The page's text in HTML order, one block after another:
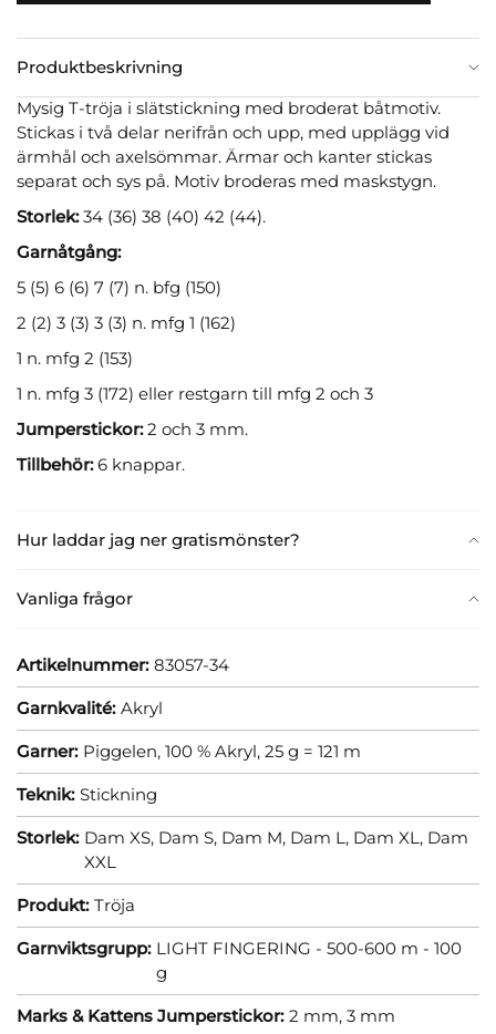
Produktbeskrivning
Hur laddar jag ner gratismönster?
Vanliga frågor
Mysig T-tröja i slätstickning med broderat båtmotiv.
Stickas i två delar nerifrån och upp, med upplägg vid
ärmhål och axelsömmar. Ärmar och kanter stickas
separat och sys på. Motiv broderas med maskstygn.
Storlek:34 (36) 38 (40) 42 (44).
Garnåtgång:
5 (5) 6 (6) 7 (7) n. bfg (150)
2 (2) 3 (3) 3 (3) n. mfg 1 (162)
1 n. mfg 2 (153)
1 n. mfg 3 (172) eller restgarn till mfg 2 och 3
Jumperstickor:2 och 3 mm.
Tillbehör:6 knappar.
Artikelnummer: 83057-34
Garnkvalité: Akryl
Garner: Piggelen, 100 % Akryl, 25 g = 121 m
Teknik: Stickning
Storlek: Dam XS, Dam S, Dam M, Dam L, Dam XL, Dam
XXL
Produkt: Tröja
Garnviktsgrupp: LIGHT FINGERING - 500-600 m - 100
g
Marks & Kattens Jumperstickor: 2 mm, 3 mm